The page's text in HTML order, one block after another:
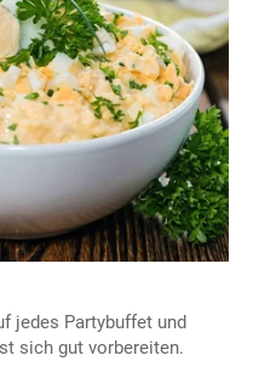
jedes Partybuffet und
sich gut vorbereiten.